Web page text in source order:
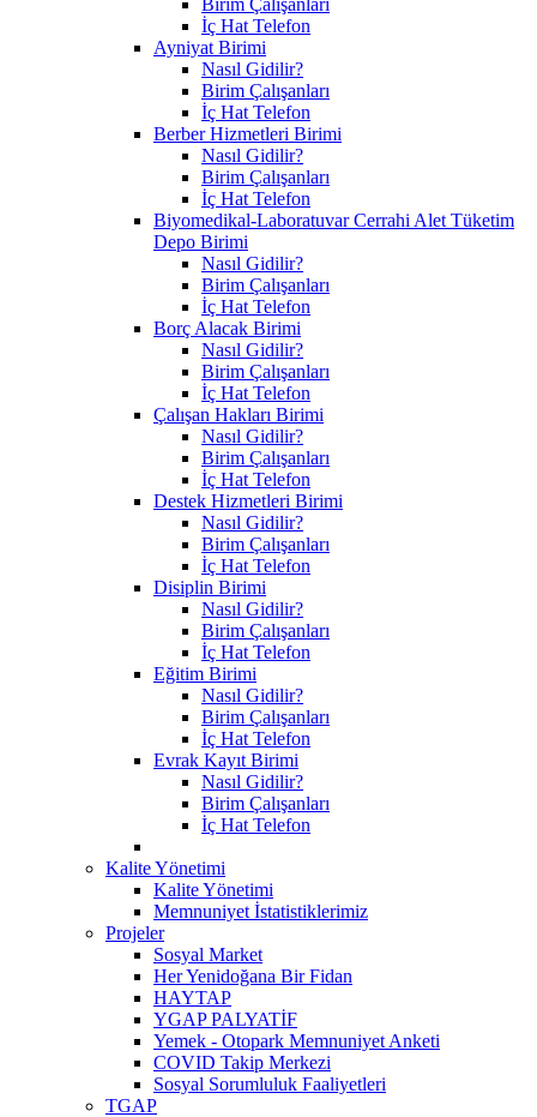
İç Hat Telefon
Ayniyat Birimi
Nasıl Gidilir?
Birim Çalışanları
İç Hat Telefon
Berber Hizmetleri Birimi
Nasıl Gidilir?
Birim Çalışanları
İç Hat Telefon
Biyomedikal-Laboratuvar Cerrahi Alet Tüketim
Depo Birimi
Nasıl Gidilir?
Birim Çalışanları
İç Hat Telefon
Borç Alacak Birimi
Nasıl Gidilir?
Birim Çalışanları
İç Hat Telefon
Çalışan Hakları Birimi
Nasıl Gidilir?
Birim Çalışanları
İç Hat Telefon
Destek Hizmetleri Birimi
Nasıl Gidilir?
Birim Çalışanları
İç Hat Telefon
Disiplin Birimi
Nasıl Gidilir?
Birim Çalışanları
İç Hat Telefon
Eğitim Birimi
Nasıl Gidilir?
Birim Çalışanları
İç Hat Telefon
Evrak Kayıt Birimi
Nasıl Gidilir?
Birim Çalışanları
İç Hat Telefon
Kalite Yönetimi
Kalite Yönetimi
Memnuniyet İstatistiklerimiz
Projeler
Sosyal Market
Her Yenidoğana Bir Fidan
HAYTAP
YGAP PALYATİF
Yemek - Otopark Memnuniyet Anketi
COVID Takip Merkezi
Sosyal Sorumluluk Faaliyetleri
TGAP